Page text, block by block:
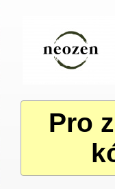
Pro